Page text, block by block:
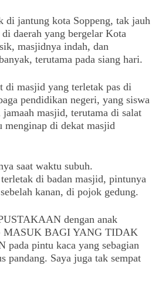
di jantung kota Soppeng, tak jauh
daerah yang bergelar Kota
masjidnya indah, dan
terutama pada siang hari.
di masjid yang terletak pas di
pendidikan negeri, yang siswa
masjid, terutama di salat
menginap di dekat masjid
saat waktu subuh.
di badan masjid, pintunya
kanan, di pojok gedung.
dengan anak
MASUK BAGI YANG TIDAK
pintu kaca yang sebagian
pandang. Saya juga tak sempat